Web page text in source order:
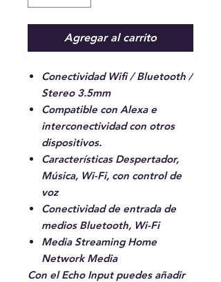
Agregar al carrito
Conectividad Wifi / Bluetooth /
Stereo 3.5mm
Compatible con Alexa e
interconectividad con otros
dispositivos.
Características Despertador,
Música, Wi-Fi, con control de
voz
Conectividad de entrada de
medios Bluetooth, Wi-Fi
Media Streaming Home
Network Media
Con el Echo Input puedes añadir